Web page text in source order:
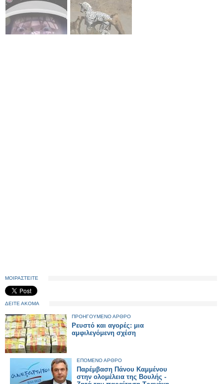
ΜΟΙΡΑΣΤΕΙΤΕ
ΔΕΙΤΕ ΑΚΟΜΑ
ΠΡΟΗΓΟΥΜΕΝΟ ΑΡΘΡΟ
Ρευστό και αγορές: μια
αμφιλεγόμενη σχέση
ΕΠΟΜΕΝΟ ΑΡΘΡΟ
Παρέμβαση Πάνου Καμμένου
στην ολομέλεια της Βουλής -